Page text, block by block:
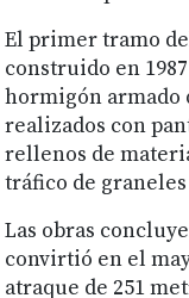
El primer tramo
construido en
hormigón armado
realizados con
rellenos de
tráfico de
Las obras
convirtió en el
atraque de 251